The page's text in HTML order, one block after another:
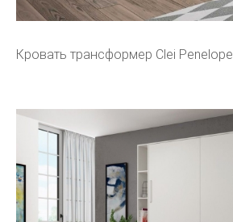
Кровать трансформер Clei Penelope